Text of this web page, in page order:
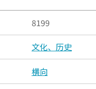
8199
文化、历史
横向